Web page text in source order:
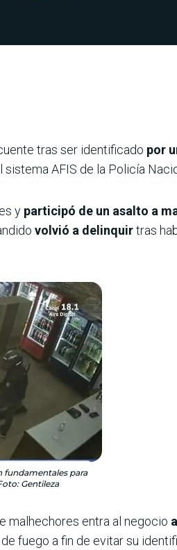
tras ser identificado por
sistema AFIS de la Policía
y participó de un asalto a
volvió a delinquirtras
fundamentales para
Gentileza
malhechores entra al negocio
fuego a fin de evitar su